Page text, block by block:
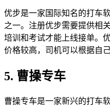
优步是一家国际知名的打车
之一。注册优步需要提供相
培训和考试才能上线接单。
价格较高，司机可以根据自
5. 曹操专车
曹操专车是一家新兴的打车